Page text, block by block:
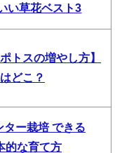
い草花ベスト3
トスの増やし方】
どこ？
ー栽培 できる
的な育て方